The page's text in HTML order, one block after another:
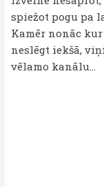
spiežot pogu pa
Kamēr nonāc
neslēgt iekšā,
vēlamo kanālu...